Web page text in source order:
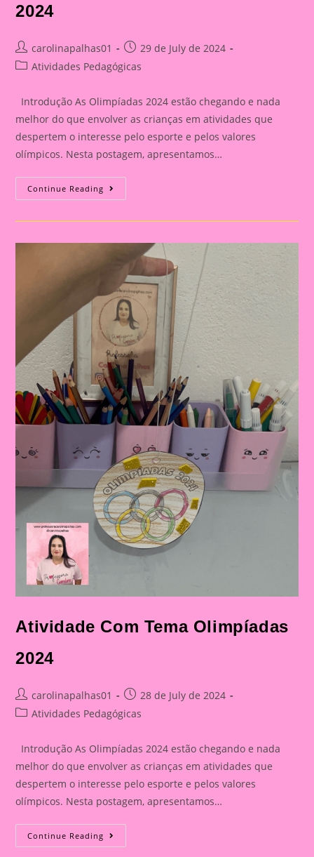
2024
Post
author:
carolinapalhas01
Post
published:
29 de July de 2024
PostAtividades Pedagógicas
Introdução As Olimpíadas 2024 estão chegando e nada
melhor do que envolver as crianças em atividades que
despertem o interesse pelo esporte e pelos valores
olímpicos. Nesta postagem, apresentamos…
Continue Reading Atividade
Com
Olimpíadas
Atividade Com Tema Olimpíadas
2024
Post
author:
carolinapalhas01
Post
published:
28 de July de 2024
PostAtividades Pedagógicas
Introdução As Olimpíadas 2024 estão chegando e nada
melhor do que envolver as crianças em atividades que
despertem o interesse pelo esporte e pelos valores
olímpicos. Nesta postagem, apresentamos…
Continue Reading Atividade
Com